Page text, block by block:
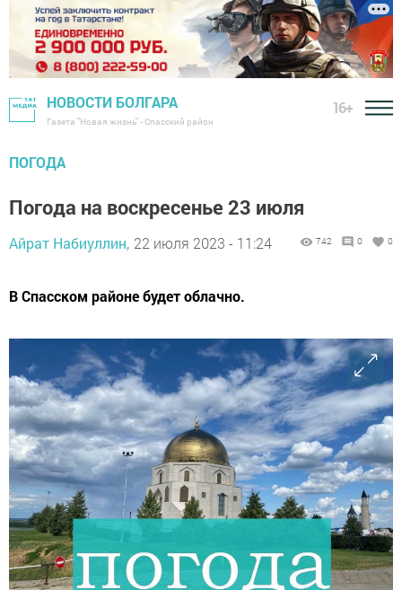
НОВОСТИ БОЛГАРА
Газета "Новая жизнь" - Спасский район
16+
ПОГОДА
Погода на воскресенье 23 июля
Айрат Набиуллин, 22 июля 2023 - 11:24 742 0 0
В Спасском районе будет облачно.